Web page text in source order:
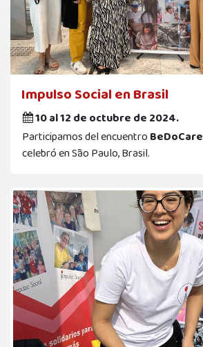
Impulso Social en Brasil
10 al 12 de octubre de 2024.
Participamos del encuentro BeDoCare
celebró en São Paulo, Brasil.